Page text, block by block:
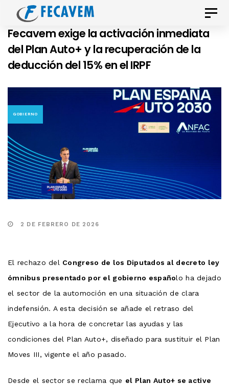
Skip
links
primary
navigation
Skip
Toggle
Fecavem exige la activación inmediata
del Plan Auto+ y la recuperación de la
deducción del 15% en el IRPF
GOBIERNO
2 DE FEBRERO DE 2026
El rechazo del Congreso de los Diputados al decreto ley
ómnibus presentado por el gobierno españolo ha dejado
el sector de la automoción en una situación de clara
indefensión. A esta decisión se añade el retraso del
Ejecutivo a la hora de concretar las ayudas y las
condiciones del Plan Auto+, diseñado para sustituir el Plan
Moves III, vigente el año pasado.
Desde el sector se reclama que el Plan Auto+ se active